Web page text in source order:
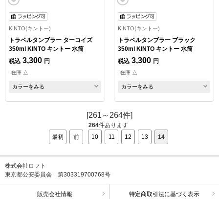
KINTO(キントー)
トラベルタンブラー ターコイズ
350ml KINTO キントー 水筒
税込 3,300 円
在庫 △
カラーをみる
KINTO(キントー)
トラベルタンブラー ブラック
350ml KINTO キントー 水筒
税込 3,300 円
在庫 △
カラーをみる
[261～264件]
264件あります
最初
前 10 11 12 13 14
株式会社ロフト
東京都公安委員会 第303319700768号
販売会社情報 特定商取引法に基づく表示